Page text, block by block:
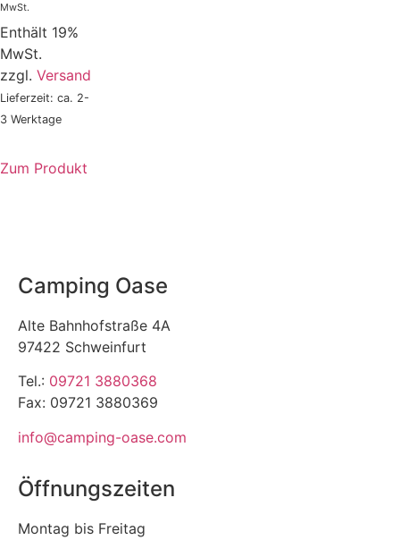
MwSt.
Enthält 19%
MwSt.
zzgl. Versand
Lieferzeit: ca. 2-
3 Werktage
Zum Produkt
Camping Oase
Alte Bahnhofstraße 4A
97422 Schweinfurt
Tel.: 09721 3880368
Fax: 09721 3880369
info@camping-oase.com
Öffnungszeiten
Montag bis Freitag